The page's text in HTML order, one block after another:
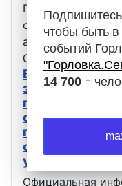
Горловский
связи с
августа с 09:00
05.08.2026
В связи с
завтра, 6
по маршрутам
осуществлять
пониманием
ситуации и
учётом
Официальная
чтобы быть в
событий
14 700 ↑